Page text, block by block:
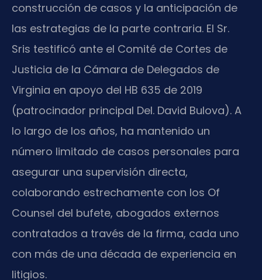
construcción de casos y la anticipación de
las estrategias de la parte contraria. El Sr.
Sris testificó ante el Comité de Cortes de
Justicia de la Cámara de Delegados de
Virginia en apoyo del HB 635 de 2019
(patrocinador principal Del. David Bulova). A
lo largo de los años, ha mantenido un
número limitado de casos personales para
asegurar una supervisión directa,
colaborando estrechamente con los Of
Counsel del bufete, abogados externos
contratados a través de la firma, cada uno
con más de una década de experiencia en
litigios.